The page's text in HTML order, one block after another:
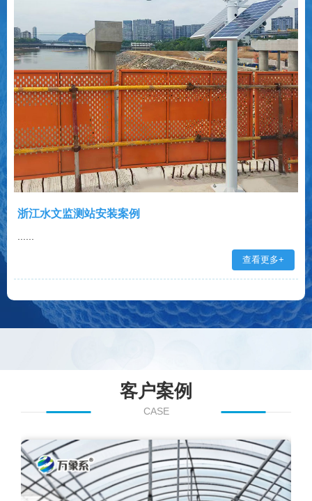
浙江水文监测站安装案例
查看更多+
客户案例
CASE